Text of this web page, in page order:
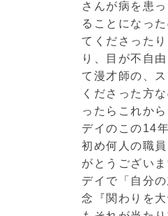
さんが病を患
ることになっ
てくださった
り、目が不自
て漫才師の、
くださった方
ったらこれか
デイのこの14
初め何人の職
がとうござい
デイで「自分
念『関わりを